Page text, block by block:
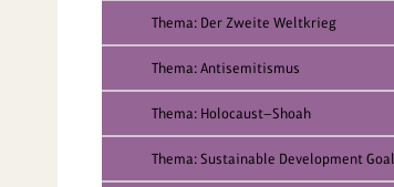
Thema: Der Zweite Weltkrieg
Thema: Antisemitismus
Thema: Holocaust—Shoah
Thema: Sustainable Development